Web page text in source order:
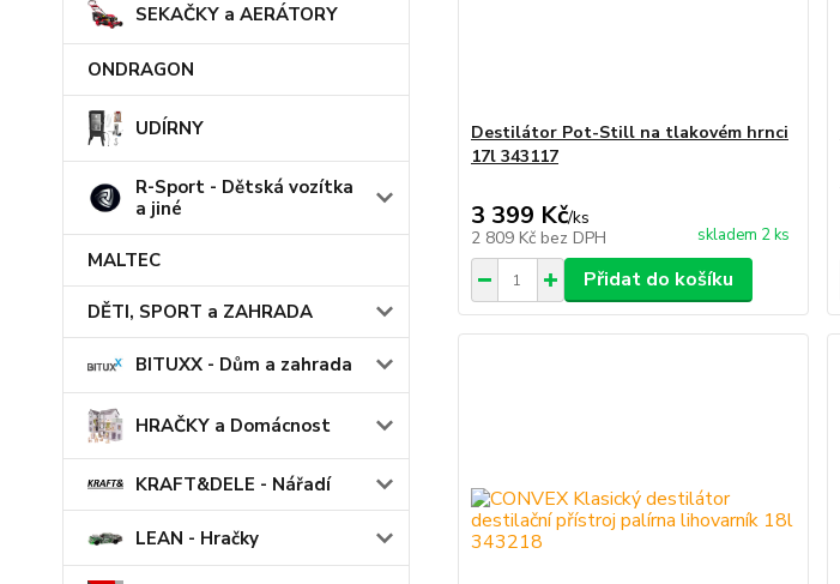
SEKAČKY a AERÁTORY
ONDRAGON
UDÍRNY
R-Sport - Dětská vozítka
a jiné
MALTEC
DĚTI, SPORT a ZAHRADA
BITUXX - Dům a zahrada
HRAČKY a Domácnost
KRAFT&DELE - Nářadí
LEAN - Hračky
Destilátor Pot-Still na tlakovém hrnci
17l 343117
3 399 Kč/ks
2 809 Kč bez DPH skladem 2 ks
Přidat do košíku